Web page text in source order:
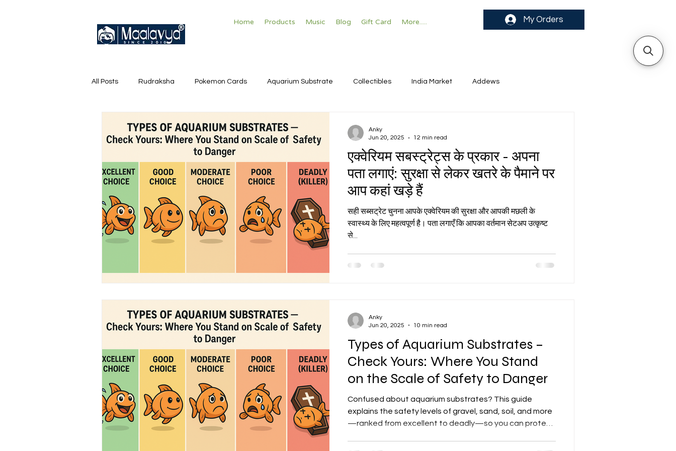
Home Products Music Blog Gift Card More..... My Orders
All Posts Rudraksha Pokemon Cards Aquarium Substrate Collectibles India Market Addews
English Trainer Loose Cards
एक्वेरियम सबस्ट्रेट्स के प्रकार - अपना
पता लगाएं: सुरक्षा से लेकर खतरे के पैमाने पर
आप कहां खड़े हैं
सही सब्सट्रेट चुनना आपके एक्वेरियम की सुरक्षा और आपकी मछली के
स्वास्थ्य के लिए महत्वपूर्ण है। पता लगाएँ कि आपका वर्तमान सेटअप उत्कृष्ट
से...
Anky
Jun 20, 2025
12 min read
Types of Aquarium Substrates –
Check Yours: Where You Stand
on the Scale of Safety to Danger
Confused about aquarium substrates? This guide
explains the safety levels of gravel, sand, soil, and more
—ranked from excellent to deadly—so you can protect
Anky
Jun 20, 2025
10 min read